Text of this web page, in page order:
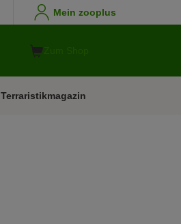
Mein zooplus
Terraristikmagazin